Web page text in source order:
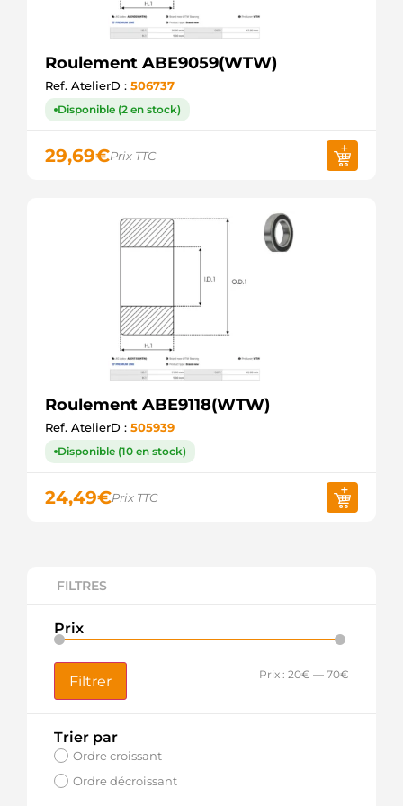
FILTRES
Prix
Filtrer Prix : 20€ — 70€
Trier par
Ordre croissant
Ordre décroissant
Roulement ABE9059(WTW)
Ref. AtelierD : 506737
Disponible (2 en stock)
29,69€Prix TTC
Roulement ABE9118(WTW)
Ref. AtelierD : 505939
Disponible (10 en stock)
24,49€Prix TTC